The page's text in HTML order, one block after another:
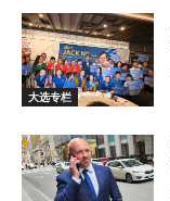
大选专栏